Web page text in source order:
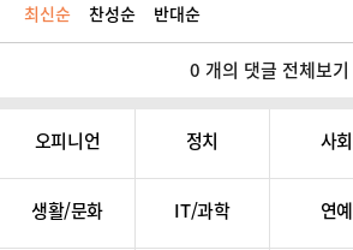
최신순 찬성순 반대순
0 개의 댓글 전체보기
오피니언 정치 사회
생활/문화 IT/과학 연예